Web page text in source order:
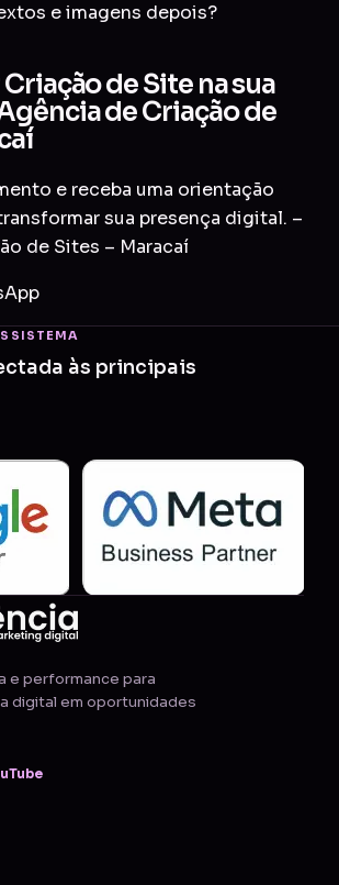
e imagens depois?
de Site na sua
de Criação de
e receba uma orientação
sua presença digital. –
de Sites – Maracaí
às principais
e performance para
digital em oportunidades